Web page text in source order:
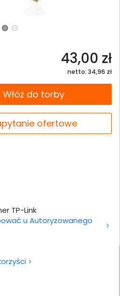
43,00 zł
netto: 34,96 zł
Włóż do torby
ofertowe
TP-Link
u Autoryzowanego